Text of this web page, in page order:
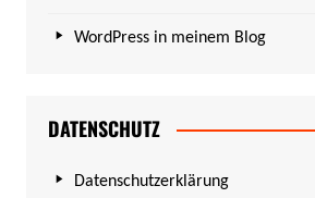
WordPress in meinem Blog
DATENSCHUTZ
Datenschutzerklärung